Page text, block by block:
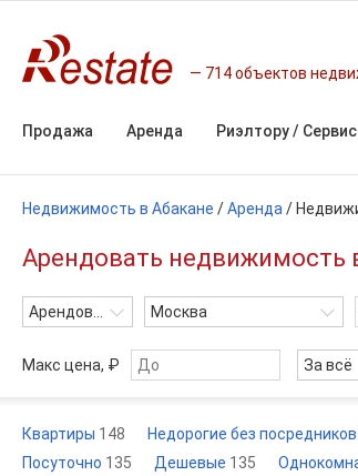
714 объектов
Продажа Аренда Риэлтору /
Недвижимость в Абакане /Аренда /
Арендовать недвижимость
Арендовать Москва
Макс цена, ₽ За всё
Квартиры 148 Недорогие без посредников
Посуточно 135 Дешевые 135